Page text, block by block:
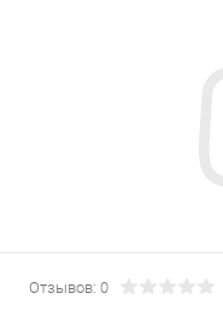
Отзывов: 0